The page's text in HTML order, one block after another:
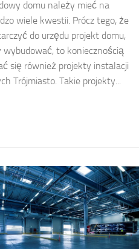
domu należy mieć na
wiele kwestii. Prócz tego, że
do urzędu projekt domu,
wybudować, to koniecznością
się również projekty instalacji
Trójmiasto. Takie projekty...